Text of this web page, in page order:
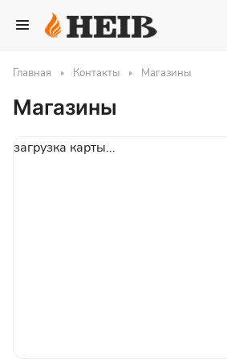
Главная Контакты Магазины
Магазины
загрузка карты...